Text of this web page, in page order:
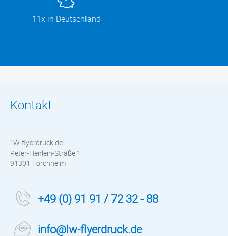
11x in Deutschland
Kontakt
LW-flyerdruck.de
Peter-Henlein-Straße 1
91301 Forchheim
+49 (0) 91 91 / 72 32 - 88
info@lw-flyerdruck.de